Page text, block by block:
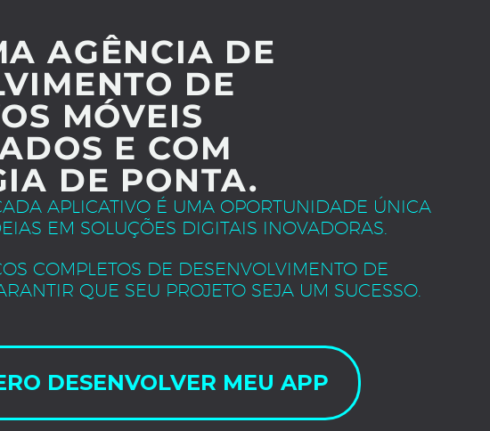
AGÊNCIA DE
DE
MÓVEIS
E COM
DE PONTA.
APLICATIVO É UMA OPORTUNIDADE ÚNICA
EM SOLUÇÕES DIGITAIS INOVADORAS.
COMPLETOS DE DESENVOLVIMENTO DE
QUE SEU PROJETO SEJA UM SUCESSO.
DESENVOLVER MEU APP